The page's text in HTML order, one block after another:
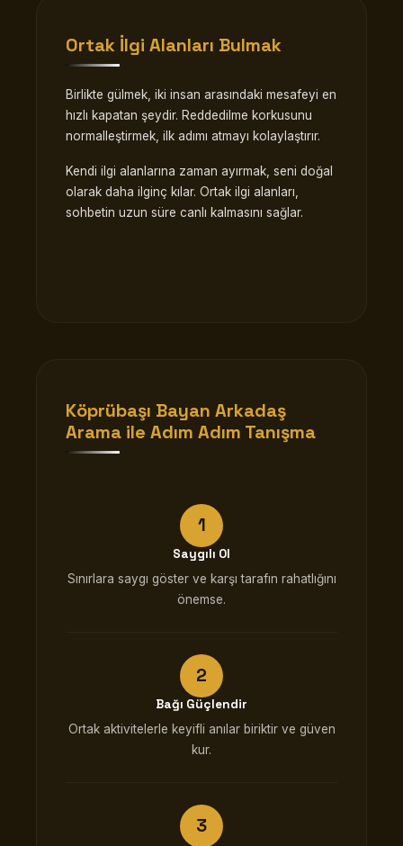
Ortak İlgi Alanları Bulmak
Birlikte gülmek, iki insan arasındaki mesafeyi en
hızlı kapatan şeydir. Reddedilme korkusunu
normalleştirmek, ilk adımı atmayı kolaylaştırır.
Kendi ilgi alanlarına zaman ayırmak, seni doğal
olarak daha ilginç kılar. Ortak ilgi alanları,
sohbetin uzun süre canlı kalmasını sağlar.
Köprübaşı Bayan Arkadaş
Arama ile Adım Adım Tanışma
Saygılı Ol
Sınırlara saygı göster ve karşı tarafın rahatlığını
önemse.
Bağı Güçlendir
Ortak aktivitelerle keyifli anılar biriktir ve güven
kur.